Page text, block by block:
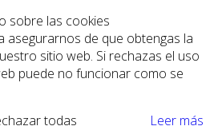
sobre las cookies
asegurarnos de que obtengas la
sitio web. Si rechazas el uso
puede no funcionar como se
todas
Leer más